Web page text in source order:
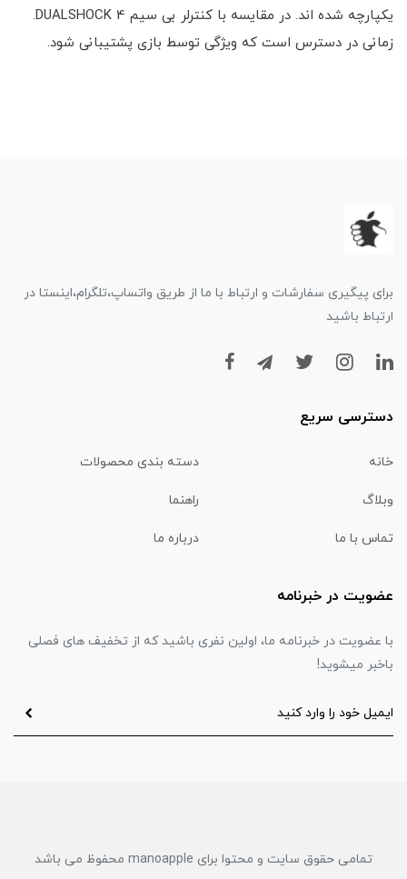
یکپارچه شده اند. در مقایسه با کنترلر بی سیم DUALSHOCK 4.
زمانی در دسترس است که ویژگی توسط بازی پشتیبانی شود.
برای پیگیری سفارشات و ارتباط با ما از طریق واتساپ،تلگرام،اینستا در
ارتباط باشید
دسترسی سریع
خانه دسته بندی محصولات
وبلاگ راهنما
تماس با ما درباره ما
عضویت در خبرنامه
با عضویت در خبرنامه ما، اولین نفری باشید که از تخفیف های فصلی
باخبر میشوید!
تمامی حقوق سایت و محتوا برای manoapple محفوظ می باشد